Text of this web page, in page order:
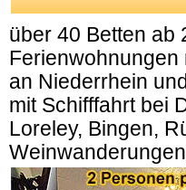
über 40 Betten ab
an Niederrhein
mit Schifffahrt bei
Loreley, Bingen,